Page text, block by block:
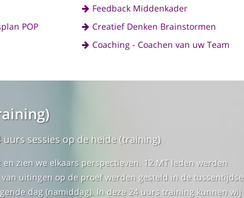
POP
Feedback Middenkader
Creatief Denken Brainstormen
Coaching - Coachen van uw Team
sessies op de heide (training)
zien we elkaars perspectieven. 12 MT leden werden
uitingen op de proef werden gesteld in de tussentijdse
dag (namiddag). In deze 24 uurs training kunnen wij